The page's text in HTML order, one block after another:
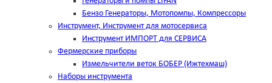
Бензо Генераторы, Мотопомпы, Компрессоры
Инструмент, Инструмент для мотосервиса
Инструмент ИМПОРТ для СЕРВИСА
Фермерские приборы
Измельчители веток БОБЕР (Ижтехмаш)
Наборы инструмента